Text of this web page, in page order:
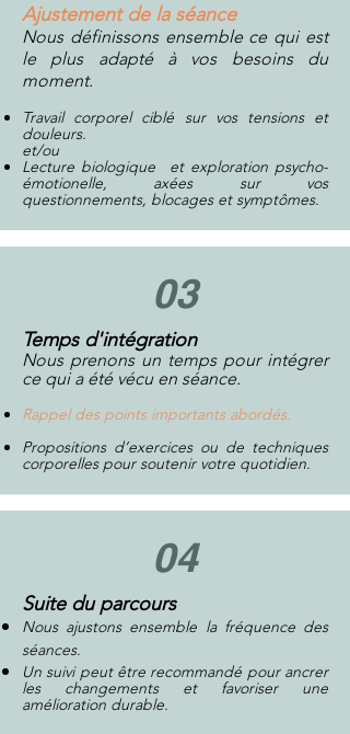
Ajustement de la séance
Nous définissons ensemble ce qui est
le plus adapté à vos besoins du
moment.
Travail corporel ciblé sur vos tensions et
douleurs.
et/ou
Lecture biologique et exploration psycho-
émotionelle, axées sur vos
questionnements, blocages et symptômes.
03
Temps d'intégration
Nous prenons un temps pour intégrer
ce qui a été vécu en séance.
Rappel des points importants abordés.
Propositions d’exercices ou de techniques
corporelles pour soutenir votre quotidien.
04
Suite du parcours
Nous ajustons ensemble la fréquence des
séances.
Un suivi peut être recommandé pour ancrer
les changements et favoriser une
amélioration durable.